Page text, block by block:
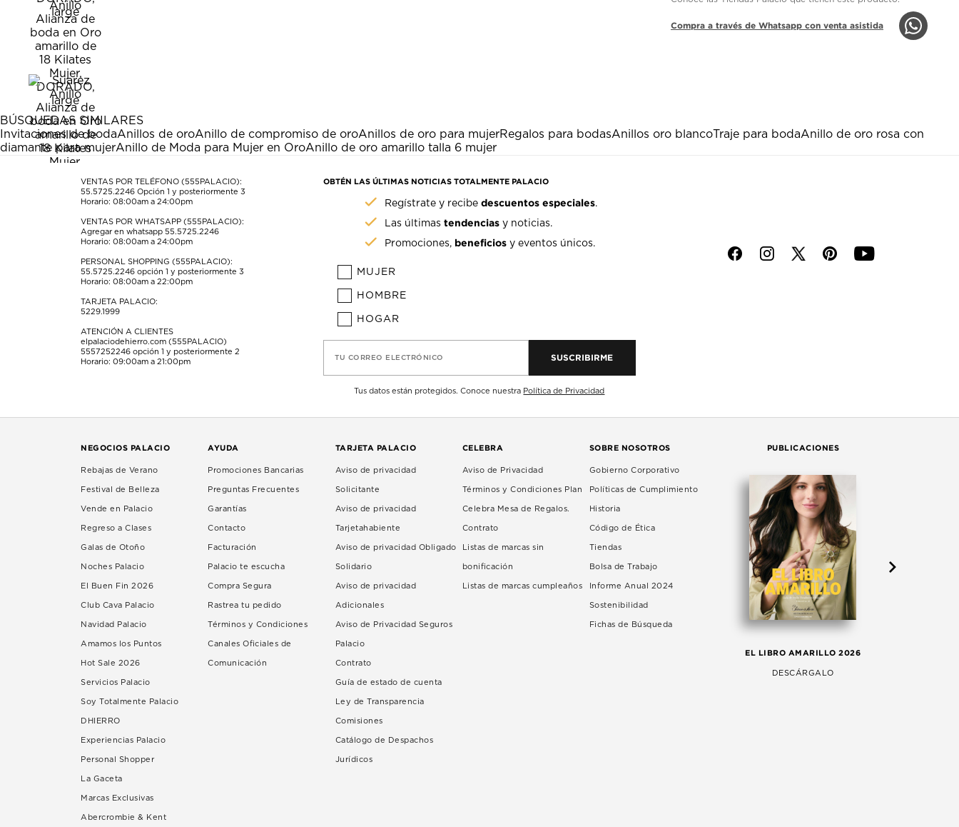
Compra a través de Whatsapp con venta asistida
BÚSQUEDAS SIMILARES
Invitaciones de bodaAnillos de oroAnillo de compromiso de oroAnillos de oro para mujerRegalos para bodasAnillos oro blancoTraje para bodaAnillo de oro rosa con
diamante para mujerAnillo de Moda para Mujer en OroAnillo de oro amarillo talla 6 mujer
VENTAS POR TELÉFONO (555PALACIO):
55.5725.2246 Opción 1 y posteriormente 3
Horario: 08:00am a 24:00pm
VENTAS POR WHATSAPP (555PALACIO):
Agregar en whatsapp 55.5725.2246
Horario: 08:00am a 24:00pm
PERSONAL SHOPPING (555PALACIO):
55.5725.2246 opción 1 y posteriormente 3
Horario: 08:00am a 22:00pm
TARJETA PALACIO:
5229.1999
ATENCIÓN A CLIENTES
elpalaciodehierro.com (555PALACIO)
5557252246 opción 1 y posteriormente 2
Horario: 09:00am a 21:00pm
OBTÉN LAS ÚLTIMAS NOTICIAS TOTALMENTE PALACIO
Regístrate y recibedescuentos especiales.
Las últimastendencias y noticias.
Promociones, beneficios y eventos únicos.
MUJER
HOMBRE
HOGAR
TU CORREO ELECTRÓNICO SUSCRIBIRME
Tus datos están protegidos. Conoce nuestra Política de Privacidad
f i p y
NEGOCIOS PALACIO
Rebajas de Verano
Festival de Belleza
Vende en Palacio
Regreso a Clases
Galas de Otoño
Noches Palacio
El Buen Fin 2026
Club Cava Palacio
Navidad Palacio
Amamos los Puntos
Hot Sale 2026
Servicios Palacio
Soy Totalmente Palacio
DHIERRO
Experiencias Palacio
Personal Shopper
La Gaceta
Marcas Exclusivas
Abercrombie & Kent
AYUDA
Promociones Bancarias
Preguntas Frecuentes
Garantías
Contacto
Facturación
Palacio te escucha
Compra Segura
Rastrea tu pedido
Términos y Condiciones
Canales Oficiales de
Comunicación
TARJETA PALACIO
Aviso de privacidad
Solicitante
Aviso de privacidad
Tarjetahabiente
Aviso de privacidad Obligado
Solidario
Aviso de privacidad
Adicionales
Aviso de Privacidad Seguros
Palacio
Contrato
Guía de estado de cuenta
Ley de Transparencia
Comisiones
Catálogo de Despachos
Jurídicos
CELEBRA
Aviso de Privacidad
Términos y Condiciones Plan
Celebra Mesa de Regalos.
Contrato
Listas de marcas sin
bonificación
Listas de marcas cumpleaños
SOBRE NOSOTROS
Gobierno Corporativo
Políticas de Cumplimiento
Historia
Código de Ética
Tiendas
Bolsa de Trabajo
Informe Anual 2024
Sostenibilidad
Fichas de Búsqueda
PUBLICACIONES
EL LIBRO AMARILLO 2026
DESCÁRGALO